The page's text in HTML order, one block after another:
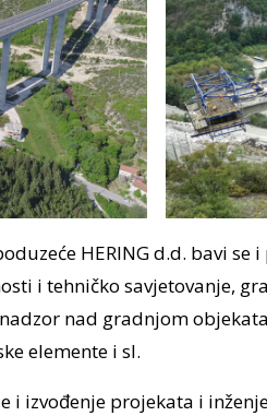
HERING d.d. bavi
i tehničko savjetovanje,
nad gradnjom
elemente i sl.
i izvođenje projekata i